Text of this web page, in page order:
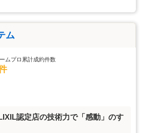
ム
ムプロ累計成約件数
認定店の技術力で「感動」のす